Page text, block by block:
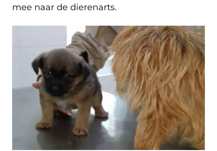
mee naar de dierenarts.